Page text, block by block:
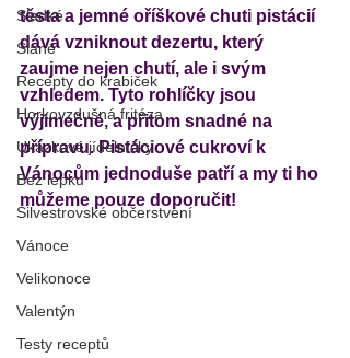
Sladké
Slané
Recepty do krabiček
Horkovzdušná fritéza
Ukázkové jídelníčky
Bez lepku
Silvestrovské občerstvení
Vánoce
Velikonoce
Valentýn
Testy receptů
těsta a jemné oříškové chuti pistácií
dává vzniknout dezertu, který
zaujme nejen chutí, ale i svým
vzhledem. Tyto rohlíčky jsou
výjimečné, a přitom snadné na
přípravu. Pistáciové cukroví k
Vánocům jednoduše patří a my ti ho
můžeme pouze doporučit!